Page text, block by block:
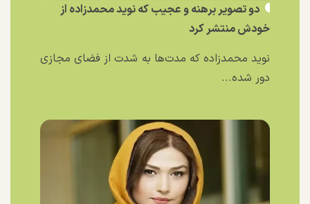
دو تصویر برهنه و عجیب که نوید محمدزاده از
خودش منتشر کرد
نوید محمدزاده که مدت‌ها به شدت از فضای مجازی
دور شده...